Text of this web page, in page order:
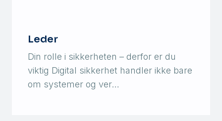
Leder
Din rolle i sikkerheten – derfor er du
viktig Digital sikkerhet handler ikke bare
om systemer og ver…